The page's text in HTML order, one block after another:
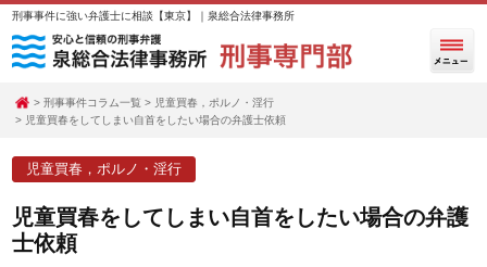
刑事事件に強い弁護士に相談【東京】｜泉総合法律事務所
刑事事件コラム一覧
児童買春，ポルノ・淫行
児童買春をしてしまい自首をしたい場合の弁護士依頼
児童買春，ポルノ・淫行
児童買春をしてしまい自首をしたい場合の弁護
士依頼